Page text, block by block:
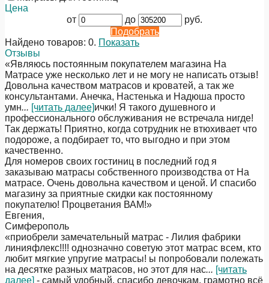
Цена
от
до
руб.
Подобрать
Найдено товаров: 0. Показать
Отзывы
«Являюсь постоянным покупателем магазина На
Матрасе уже несколько лет и не могу не написать отзыв!
Довольна качеством матрасов и кроватей, а так же
консультантами. Анечка, Настенька и Надюша просто
умн... [читать далее]ички! Я такого душевного и
профессионального обслуживания не встречала нигде!
Так держать! Приятно, когда сотрудник не втюхивает что
подороже, а подбирает то, что выгодно и при этом
качественно.
Для номеров своих гостиниц в последний год я
заказываю матрасы собственного производства от На
матрасе. Очень довольна качеством и ценой. И спасибо
магазину за приятные скидки как постоянному
покупателю! Процветания ВАМ!»
Евгения,
Симферополь
«приобрели замечательный матрас - Лилия фабрики
линияфлекс!!!! однозначно советую этот матрас всем, кто
любит мягкие упругие матрасы! ы попробовали полежать
на десятке разных матрасов, но этот для нас... [читать
далее] - самый удобный. спасибо девочкам, грамотно всё